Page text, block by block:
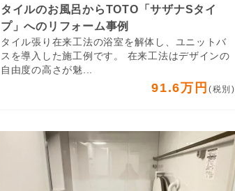
タイルのお風呂からTOTO「サザナSタイ
プ」へのリフォーム事例
タイル張り在来工法の浴室を解体し、ユニットバ
スを導入した施工例です。 在来工法はデザインの
自由度の高さが魅...
91.6万円 (税別)